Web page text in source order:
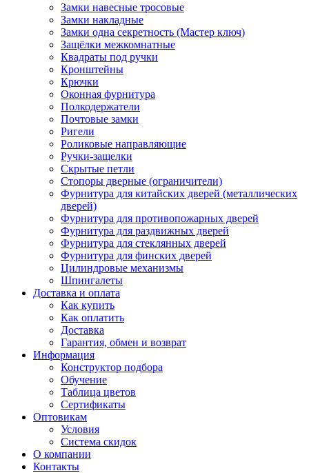
Замки навесные тросовые
Замки накладные
Замки одна секретность (Мастер ключ)
Защёлки межкомнатные
Квадраты под ручки
Кронштейны
Крючки
Оконная фурнитура
Полкодержатели
Почтовые замки
Ригели
Роликовые направляющие
Ручки-защелки
Скрытые петли
Стопоры дверные (ограничители)
Фурнитура для китайских дверей (металлических
дверей)
Фурнитура для противопожарных дверей
Фурнитура для раздвижных дверей
Фурнитура для стеклянных дверей
Фурнитура для финских дверей
Цилиндровые механизмы
Шпингалеты
Доставка и оплата
Как купить
Как оплатить
Доставка
Гарантия, обмен и возврат
Информация
Конструктор подбора
Обучение
Таблица цветов
Сертификаты
Оптовикам
Условия
Система скидок
О компании
Контакты